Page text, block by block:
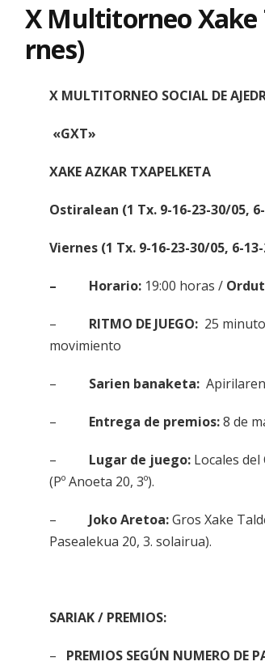
X Multitorneo Xake
rnes)
X MULTITORNEO SOCIAL DE
«GXT»
XAKE AZKAR TXAPELKETA
Ostiralean (1 Tx. 9-16-23-30/05,
Viernes (1 Tx. 9-16-23-30/05, 6-
– Horario: 19:00 horas /
– RITMO DE JUEGO: 25
movimiento
– Sarien banaketa:
– Entrega de premios:8 de
– Lugar de juego: Locales del
(Pº Anoeta 20, 3º).
– Joko Aretoa:Gros Xake
Pasealekua 20, 3. solairua).
SARIAK / PREMIOS:
– PREMIOS SEGÚN NUMERO DE